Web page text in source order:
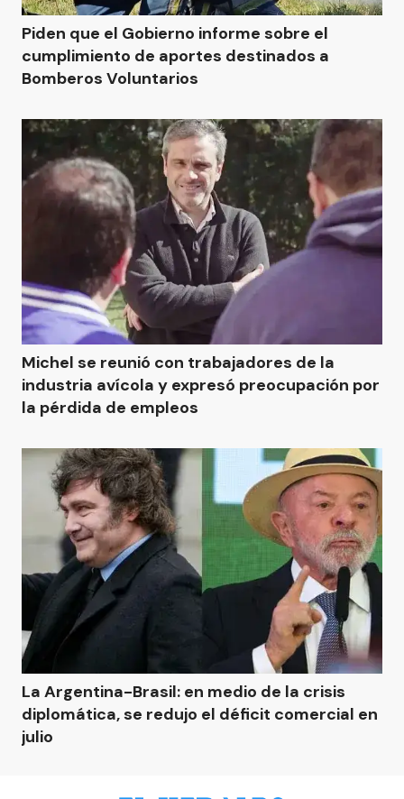
Piden que el Gobierno informe sobre el
cumplimiento de aportes destinados a
Bomberos Voluntarios
Michel se reunió con trabajadores de la
industria avícola y expresó preocupación por
la pérdida de empleos
La Argentina-Brasil: en medio de la crisis
diplomática, se redujo el déficit comercial en
julio